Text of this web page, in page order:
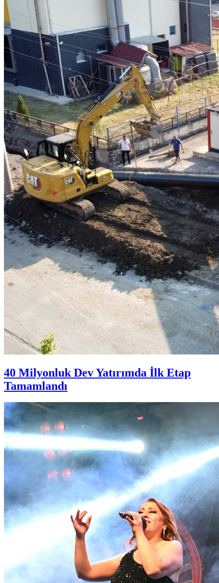
40 Milyonluk Dev Yatırımda İlk Etap
Tamamlandı